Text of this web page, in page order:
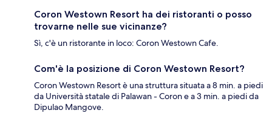
Coron Westown Resort ha dei ristoranti o posso
trovarne nelle sue vicinanze?
Sì, c'è un ristorante in loco: Coron Westown Cafe.
Com'è la posizione di Coron Westown Resort?
Coron Westown Resort è una struttura situata a 8 min. a piedi
da Università statale di Palawan - Coron e a 3 min. a piedi da
Dipulao Mangove.